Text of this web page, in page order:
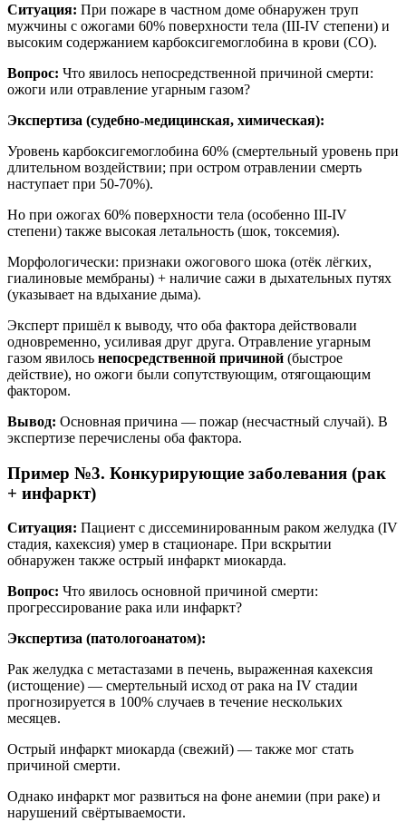
Ситуация: При пожаре в частном доме обнаружен труп
мужчины с ожогами 60% поверхности тела (III-IV степени) и
высоким содержанием карбоксигемоглобина в крови (CO).
Вопрос: Что явилось непосредственной причиной смерти:
ожоги или отравление угарным газом?
Экспертиза (судебно-медицинская, химическая):
Уровень карбоксигемоглобина 60% (смертельный уровень при
длительном воздействии; при остром отравлении смерть
наступает при 50-70%).
Но при ожогах 60% поверхности тела (особенно III-IV
степени) также высокая летальность (шок, токсемия).
Морфологически: признаки ожогового шока (отёк лёгких,
гиалиновые мембраны) + наличие сажи в дыхательных путях
(указывает на вдыхание дыма).
Эксперт пришёл к выводу, что оба фактора действовали
одновременно, усиливая друг друга. Отравление угарным
газом явилось непосредственной причиной (быстрое
действие), но ожоги были сопутствующим, отягощающим
фактором.
Вывод: Основная причина — пожар (несчастный случай). В
экспертизе перечислены оба фактора.
Пример №3. Конкурирующие заболевания (рак
+ инфаркт)
Ситуация: Пациент с диссеминированным раком желудка (IV
стадия, кахексия) умер в стационаре. При вскрытии
обнаружен также острый инфаркт миокарда.
Вопрос: Что явилось основной причиной смерти:
прогрессирование рака или инфаркт?
Экспертиза (патологоанатом):
Рак желудка с метастазами в печень, выраженная кахексия
(истощение) — смертельный исход от рака на IV стадии
прогнозируется в 100% случаев в течение нескольких
месяцев.
Острый инфаркт миокарда (свежий) — также мог стать
причиной смерти.
Однако инфаркт мог развиться на фоне анемии (при раке) и
нарушений свёртываемости.